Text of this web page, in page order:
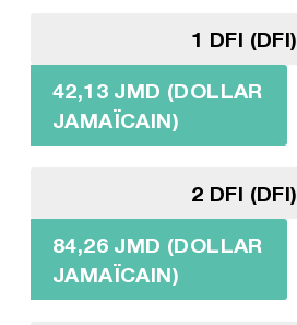
1 DFI (DFI)
42,13 JMD (DOLLAR
JAMAÏCAIN)
2 DFI (DFI)
84,26 JMD (DOLLAR
JAMAÏCAIN)